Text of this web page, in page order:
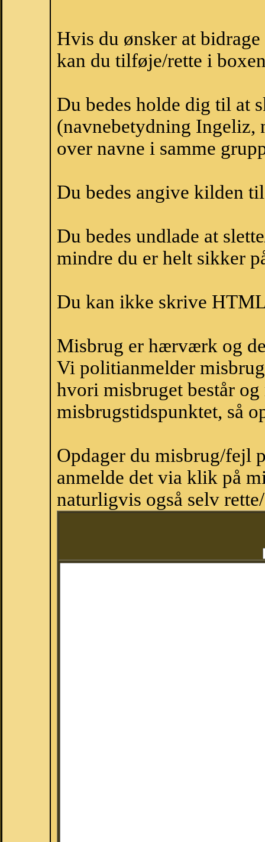
Hvis du ønsker at
kan du tilføje/rette i
Du bedes holde dig til at
(navnebetydning Ingeliz,
over navne i samme
Du bedes angive kilden
Du bedes undlade at
mindre du er helt sikker
Du kan ikke skrive
Misbrug er hærværk og
Vi politianmelder
hvori misbruget består
misbrugstidspunktet, så
Opdager du misbrug/fejl
anmelde det via klik på
naturligvis også selv